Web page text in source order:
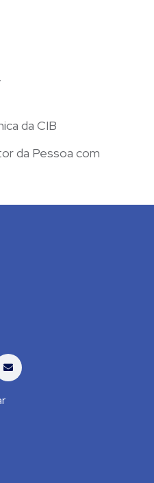
da CIB
da Pessoa com